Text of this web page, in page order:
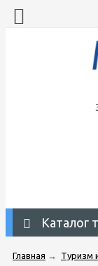
Каталог
Главная → Туризм